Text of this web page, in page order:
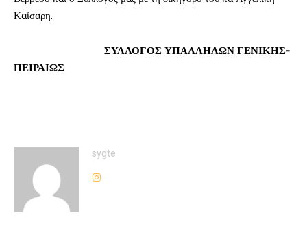
Καίσαρη.
ΣΥΛΛΟΓΟΣ ΥΠΑΛΛΗΛΩΝ ΓΕΝΙΚΗΣ-
ΠΕΙΡΑΙΩΣ
sygte